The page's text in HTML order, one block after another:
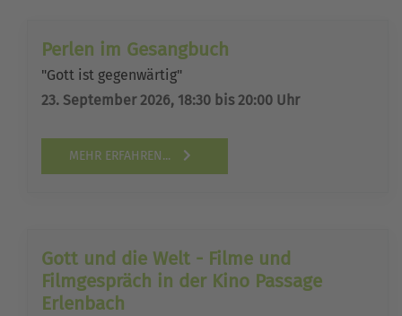
Perlen im Gesangbuch
"Gott ist gegenwärtig"
23. September 2026, 18:30 bis 20:00 Uhr
MEHR ERFAHREN...
Gott und die Welt - Filme und
Filmgespräch in der Kino Passage
Erlenbach